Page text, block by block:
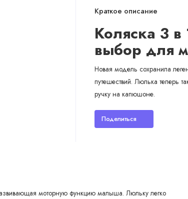
Краткое описание
Коляска 3
выбор для
Новая модель сохранила
путешествий. Люлька теперь
ручку на капюшоне.
Поделиться
моторную функцию малыша. Люльку легко